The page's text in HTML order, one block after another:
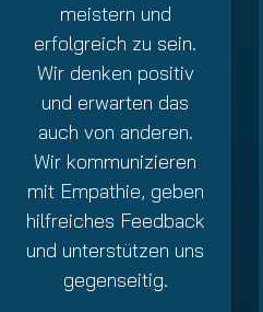
meistern und
erfolgreich zu sein.
Wir denken positiv
und erwarten das
auch von anderen.
Wir kommunizieren
mit Empathie, geben
hilfreiches Feedback
und unterstützen uns
gegenseitig.